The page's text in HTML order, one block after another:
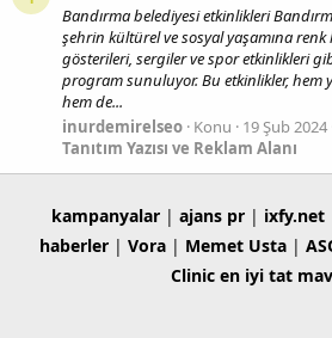
Bandırma belediyesi etkinlikleri
şehrin kültürel ve sosyal yaşamına renk
gösterileri, sergiler ve spor etkinlikleri
program sunuluyor. Bu etkinlikler, hem
hem de...
inurdemirelseo Konu 19 Şub 2024
Tanıtım Yazısı ve Reklam Alanı
kampanyalar| ajans pr| ixfy.net
haberler| Vora| Memet Usta|
Clinic en iyi tat